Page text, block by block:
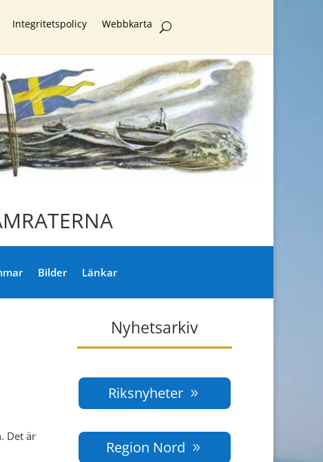
Integritetspolicy Webbkarta
Bilder Länkar
Det är
Nyhetsarkiv
Riksnyheter
Region Nord